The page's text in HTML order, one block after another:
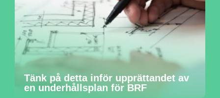
Tänk på detta inför upprättandet av
en underhållsplan för BRF